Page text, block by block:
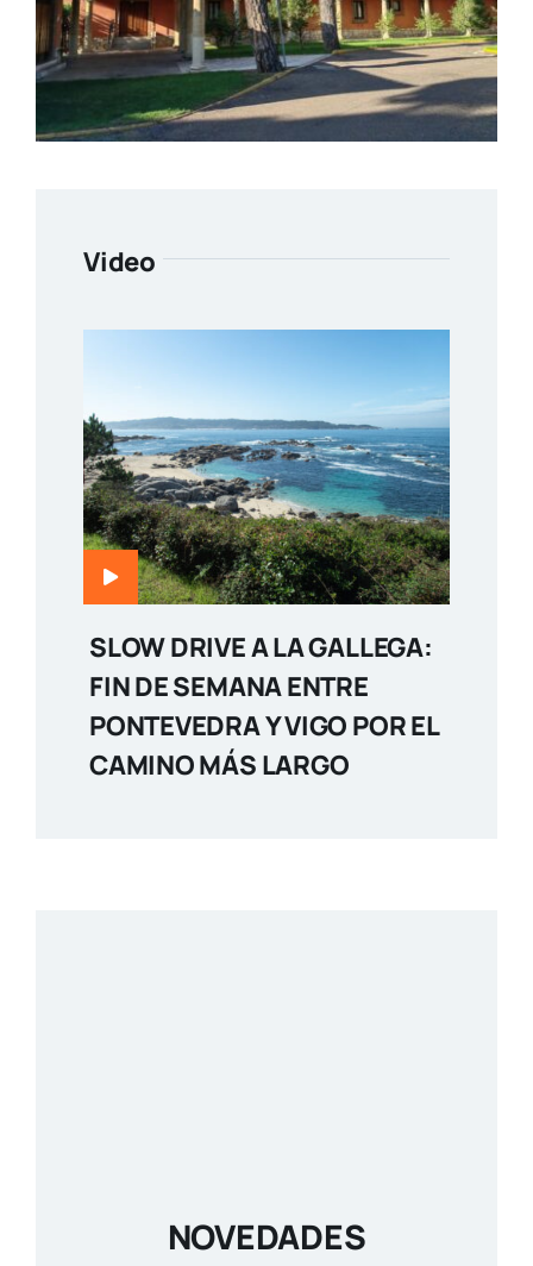
Video
SLOW DRIVE A LA GALLEGA:
FIN DE SEMANA ENTRE
PONTEVEDRA Y VIGO POR EL
CAMINO MÁS LARGO
NOVEDADES